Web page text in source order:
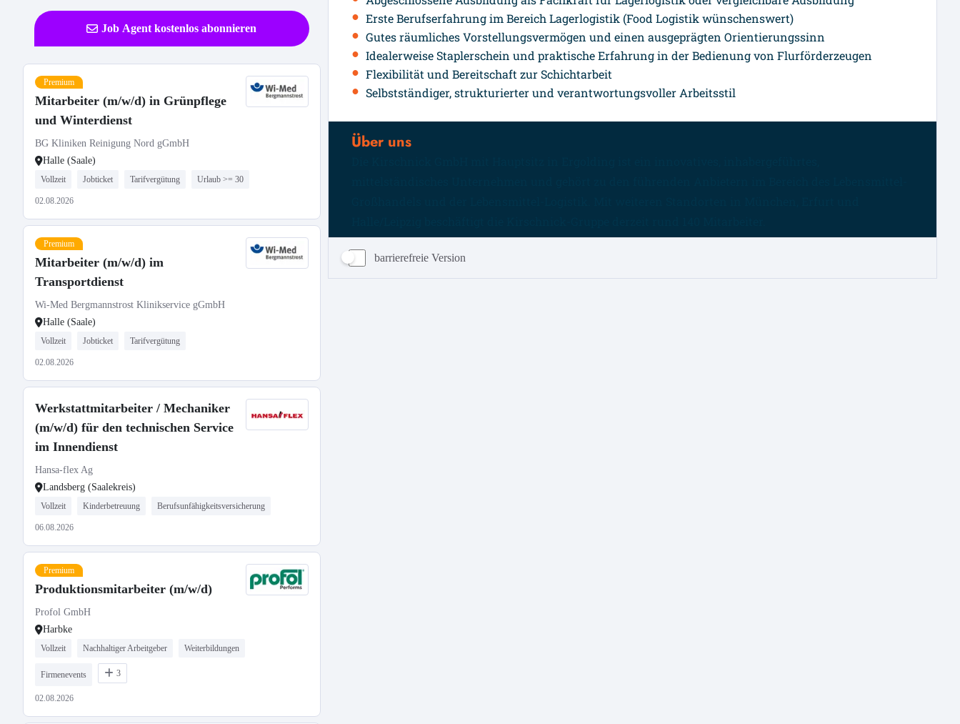
Job Agent kostenlos abonnieren
Premium
Mitarbeiter (m/w/d) in Grünpflege
und Winterdienst
BG Kliniken Reinigung Nord gGmbH
Halle (Saale)
Vollzeit Jobticket Tarifvergütung Urlaub >= 30
02.08.2026
Premium
Mitarbeiter (m/w/d) im
Transportdienst
Wi-Med Bergmannstrost Klinikservice gGmbH
Halle (Saale)
Vollzeit Jobticket Tarifvergütung
02.08.2026
Werkstattmitarbeiter / Mechaniker
(m/w/d) für den technischen Service
im Innendienst
Hansa-flex Ag
Landsberg (Saalekreis)
Vollzeit Kinderbetreuung Berufsunfähigkeitsversicherung
06.08.2026
Premium
Produktionsmitarbeiter (m/w/d)
Profol GmbH
Harbke
Vollzeit Nachhaltiger Arbeitgeber Weiterbildungen
Firmenevents 3
02.08.2026
barrierefreie Version